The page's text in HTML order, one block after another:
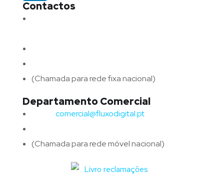
Contactos
(Chamada para rede fixa nacional)
Departamento Comercial
comercial@fluxodigital.pt
(Chamada para rede móvel nacional)